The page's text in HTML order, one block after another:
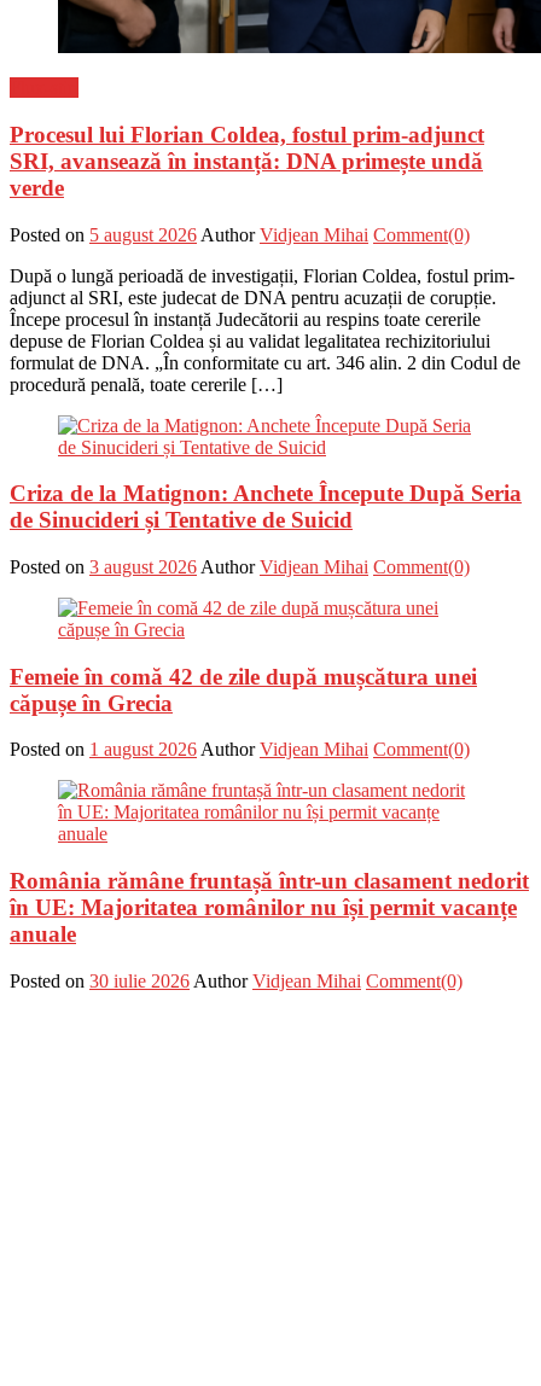
Procesul lui Florian Coldea, fostul prim-adjunct
SRI, avansează în instanță: DNA primește undă
verde
Posted on 5 august 2026 Author Vidjean Mihai Comment(0)
După o lungă perioadă de investigații, Florian Coldea, fostul prim-
adjunct al SRI, este judecat de DNA pentru acuzații de corupție.
Începe procesul în instanță Judecătorii au respins toate cererile
depuse de Florian Coldea și au validat legalitatea rechizitoriului
formulat de DNA. „În conformitate cu art. 346 alin. 2 din Codul de
procedură penală, toate cererile […]
Criza de la Matignon: Anchete Începute După Seria
de Sinucideri și Tentative de Suicid
Posted on 3 august 2026 Author Vidjean Mihai Comment(0)
Femeie în comă 42 de zile după mușcătura unei
căpușe în Grecia
Posted on 1 august 2026 Author Vidjean Mihai Comment(0)
România rămâne fruntașă într-un clasament nedorit
în UE: Majoritatea românilor nu își permit vacanțe
anuale
Posted on 30 iulie 2026 Author Vidjean Mihai Comment(0)